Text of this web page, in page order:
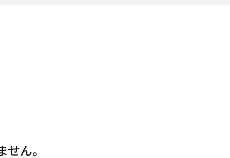
ん。